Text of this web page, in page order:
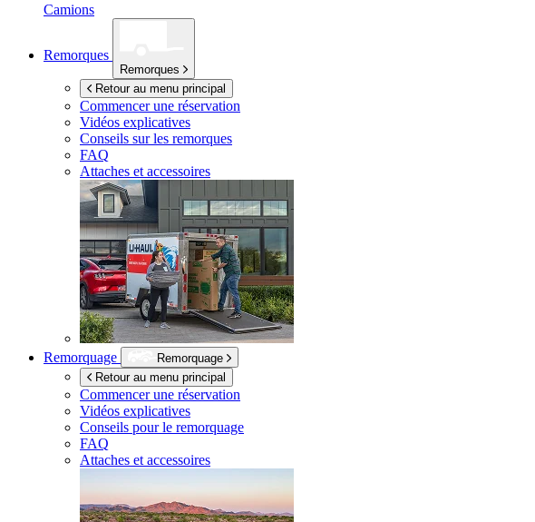
Camions
Remorques
Remorques
Retour au menu principal
Commencer une réservation
Vidéos explicatives
Conseils sur les remorques
FAQ
Attaches et accessoires
Remorquage
Remorquage
Retour au menu principal
Commencer une réservation
Vidéos explicatives
Conseils pour le remorquage
FAQ
Attaches et accessoires